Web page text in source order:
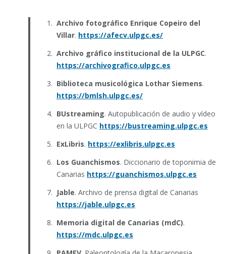
Archivo fotográfico Enrique Copeiro del
Villar. https://afecv.ulpgc.es/
Archivo gráfico institucional de la ULPGC.
https://archivografico.ulpgc.es
Biblioteca musicológica Lothar Siemens.
https://bmlsh.ulpgc.es/
BUstreaming. Autopublicación de audio y vídeo
en la ULPGC https://bustreaming.ulpgc.es
ExLibris. https://exlibris.ulpgc.es
Los Guanchismos. Diccionario de toponimia de
Canarias https://guanchismos.ulpgc.es
Jable. Archivo de prensa digital de Canarias
https://jable.ulpgc.es
Memoria digital de Canarias (mdC).
https://mdc.ulpgc.es